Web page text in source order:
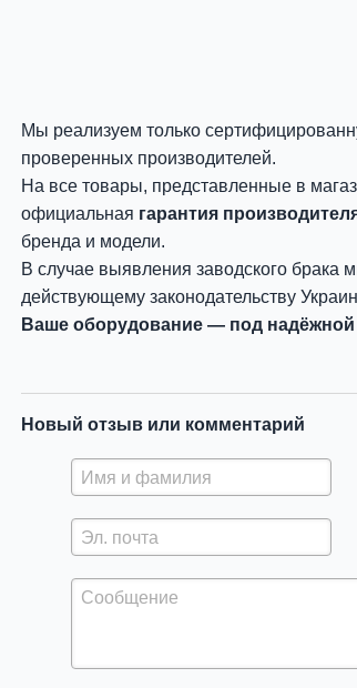
Мы реализуем только
проверенных производителей.
На все товары, представленные в
официальная гарантия
бренда и модели.
В случае выявления заводского брака
действующему законодательству
Ваше оборудование — под
Новый отзыв или комментарий